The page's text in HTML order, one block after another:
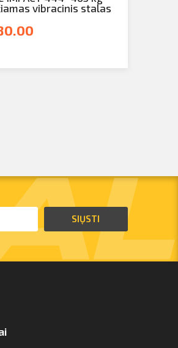
vibracinis stalas
SIŲSTI